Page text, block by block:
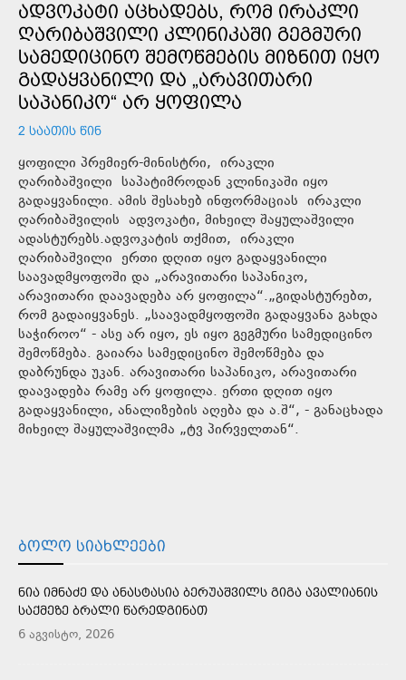
ᲐᲓᲕᲝᲙᲐᲢᲘ ᲐᲪᲮᲐᲓᲔᲑᲡ, ᲠᲝᲛ ᲘᲠᲐᲙᲚᲘ
ᲦᲐᲠᲘᲑᲐᲨᲕᲘᲚᲘ ᲙᲚᲘᲜᲘᲙᲐᲨᲘ ᲒᲔᲒᲛᲣᲠᲘ
ᲡᲐᲛᲔᲓᲘᲪᲘᲜᲝ ᲨᲔᲛᲝᲬᲛᲔᲑᲘᲡ ᲛᲘᲖᲜᲘᲗ ᲘᲧᲝ
ᲒᲐᲓᲐᲧᲕᲐᲜᲘᲚᲘ ᲓᲐ „ᲐᲠᲐᲕᲘᲗᲐᲠᲘ
ᲡᲐᲞᲐᲜᲘᲙᲝ“ ᲐᲠ ᲧᲝᲤᲘᲚᲐ
2 ᲡᲐᲐᲗᲘᲡ ᲬᲘᲜ
ყოფილი პრემიერ-მინისტრი, ირაკლი
ღარიბაშვილი საპატიმროდან კლინიკაში იყო
გადაყვანილი. ამის შესახებ ინფორმაციას ირაკლი
ღარიბაშვილის ადვოკატი, მიხეილ შაყულაშვილი
ადასტურებს.ადვოკატის თქმით, ირაკლი
ღარიბაშვილი ერთი დღით იყო გადაყვანილი
საავადმყოფოში და „არავითარი საპანიკო,
არავითარი დაავადება არ ყოფილა“.„გიდასტურებთ,
რომ გადაიყვანეს. „საავადმყოფოში გადაყვანა გახდა
საჭიროო“ - ასე არ იყო, ეს იყო გეგმური სამედიცინო
შემოწმება. გაიარა სამედიცინო შემოწმება და
დაბრუნდა უკან. არავითარი საპანიკო, არავითარი
დაავადება რამე არ ყოფილა. ერთი დღით იყო
გადაყვანილი, ანალიზების აღება და ა.შ“, - განაცხადა
მიხეილ შაყულაშვილმა „ტვ პირველთან“.
ᲑᲝᲚᲝ ᲡᲘᲐᲮᲚᲔᲔᲑᲘ
ᲜᲘᲐ ᲘᲛᲜᲐᲫᲔ ᲓᲐ ᲐᲜᲐᲡᲢᲐᲡᲘᲐ ᲑᲔᲠᲣᲐᲨᲕᲘᲚᲡ ᲒᲘᲒᲐ ᲐᲕᲐᲚᲘᲐᲜᲘᲡ
ᲡᲐᲥᲛᲔᲖᲔ ᲑᲠᲐᲚᲘ ᲬᲐᲠᲔᲓᲒᲘᲜᲐᲗ
6 აგვისტო, 2026